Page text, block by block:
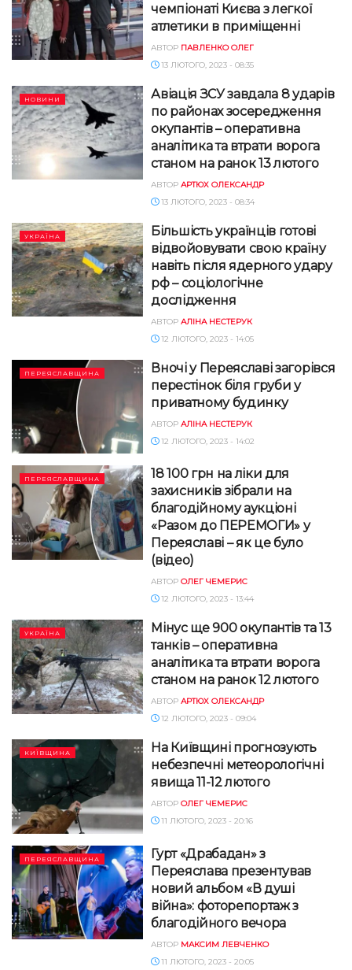
чемпіонаті Києва з легкої
атлетики в приміщенні
АВТОР ПАВЛЕНКО ОЛЕГ
13 ЛЮТОГО, 2023 - 08:35
НОВИНИ
Авіація ЗСУ завдала 8 ударів
по районах зосередження
окупантів – оперативна
аналітика та втрати ворога
станом на ранок 13 лютого
АВТОР АРТЮХ ОЛЕКСАНДР
13 ЛЮТОГО, 2023 - 08:34
УКРАЇНА
Більшість українців готові
відвойовувати свою країну
навіть після ядерного удару
рф – соціологічне
дослідження
АВТОР АЛІНА НЕСТЕРУК
12 ЛЮТОГО, 2023 - 14:05
ПЕРЕЯСЛАВЩИНА
Вночі у Переяславі загорівся
перестінок біля груби у
приватному будинку
АВТОР АЛІНА НЕСТЕРУК
12 ЛЮТОГО, 2023 - 14:02
ПЕРЕЯСЛАВЩИНА
18 100 грн на ліки для
захисників зібрали на
благодійному аукціоні
«Разом до ПЕРЕМОГИ» у
Переяславі – як це було
(відео)
АВТОР ОЛЕГ ЧЕМЕРИС
12 ЛЮТОГО, 2023 - 13:44
УКРАЇНА
Мінус ще 900 окупантів та 13
танків – оперативна
аналітика та втрати ворога
станом на ранок 12 лютого
АВТОР АРТЮХ ОЛЕКСАНДР
12 ЛЮТОГО, 2023 - 09:04
КИЇВЩИНА
На Київщині прогнозують
небезпечні метеорологічні
явища 11-12 лютого
АВТОР ОЛЕГ ЧЕМЕРИС
11 ЛЮТОГО, 2023 - 20:16
ПЕРЕЯСЛАВЩИНА
Гурт «Драбадан» з
Переяслава презентував
новий альбом «В душі
війна»: фоторепортаж з
благодійного вечора
АВТОР МАКСИМ ЛЕВЧЕНКО
11 ЛЮТОГО, 2023 - 20:05